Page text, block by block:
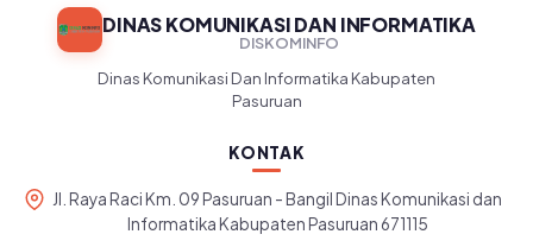
DINAS KOMUNIKASI DAN INFORMATIKA
DISKOMINFO
Dinas Komunikasi Dan Informatika Kabupaten
Pasuruan
KONTAK
Jl. Raya Raci Km. 09 Pasuruan - Bangil Dinas Komunikasi dan
Informatika Kabupaten Pasuruan 671115